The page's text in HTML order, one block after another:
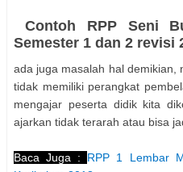
Contoh RPP Seni
Semester 1 dan 2 revisi
ada juga masalah hal demikian,
tidak memiliki perangkat
mengajar peserta didik kita
ajarkan tidak terarah atau bisa
Baca Juga : RPP 1 Lembar